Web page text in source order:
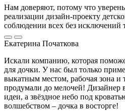
Нам доверяют, потому что
реализации дизайн-проекту
соблюдении всех без исключений
Екатерина Початкова
Искали компанию, которая
для дочки. У нас был только
выкатным местом, рабочая зона и
продумали до мелочей! Дизайнер
идеи, а звёздное небо под
волшебством – дочка в восторге!